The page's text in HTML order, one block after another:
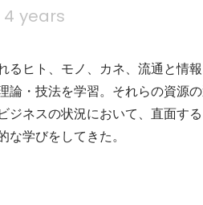
4 years
るヒト、モノ、カネ、流通と情
論・技法を学習。それらの資源
ジネスの状況において、直面す
な学びをしてきた。